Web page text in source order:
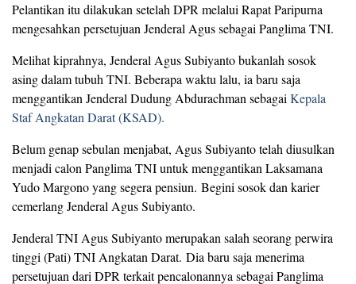
Pelantikan itu dilakukan setelah DPR melalui Rapat Paripurna
mengesahkan persetujuan Jenderal Agus sebagai Panglima TNI.
Melihat kiprahnya, Jenderal Agus Subiyanto bukanlah sosok
asing dalam tubuh TNI. Beberapa waktu lalu, ia baru saja
menggantikan Jenderal Dudung Abdurachman sebagai Kepala
Staf Angkatan Darat (KSAD).
Belum genap sebulan menjabat, Agus Subiyanto telah diusulkan
menjadi calon Panglima TNI untuk menggantikan Laksamana
Yudo Margono yang segera pensiun. Begini sosok dan karier
cemerlang Jenderal Agus Subiyanto.
Jenderal TNI Agus Subiyanto merupakan salah seorang perwira
tinggi (Pati) TNI Angkatan Darat. Dia baru saja menerima
persetujuan dari DPR terkait pencalonannya sebagai Panglima